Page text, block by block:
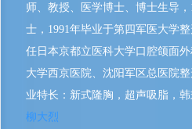
师、教授、医学博士、博士生导
士，1991年毕业于第四军医大学
任日本京都立医科大学口腔颌面
大学西京医院、沈阳军区总医院
业特长：新式隆胸，超声吸脂，
柳大烈